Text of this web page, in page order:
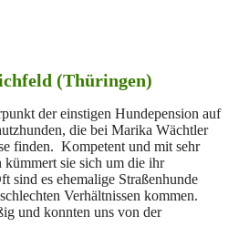
(Thüringen)
der einstigen Hundepension auf
die bei Marika Wächtler
finden. Kompetent und mit sehr
sie sich um die ihr
sind es ehemalige Straßenhunde
Verhältnissen kommen.
und konnten uns von der